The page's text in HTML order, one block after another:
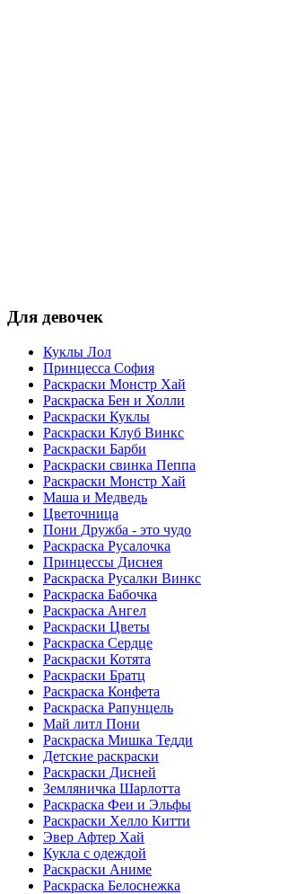
Для девочек
Куклы Лол
Принцесса София
Раскраски Монстр Хай
Раскраска Бен и Холли
Раскраски Куклы
Раскраски Клуб Винкс
Раскраски Барби
Раскраски свинка Пеппа
Раскраски Монстр Хай
Маша и Медведь
Цветочница
Пони Дружба - это чудо
Раскраска Русалочка
Принцессы Диснея
Раскраска Русалки Винкс
Раскраска Бабочка
Раскраска Ангел
Раскраски Цветы
Раскраска Сердце
Раскраски Котята
Раскраски Братц
Раскраска Конфета
Раскраска Рапунцель
Май литл Пони
Раскраска Мишка Тедди
Детские раскраски
Раскраски Дисней
Земляничка Шарлотта
Раскраска Феи и Эльфы
Раскраски Хелло Китти
Эвер Афтер Хай
Кукла с одеждой
Раскраски Аниме
Раскраска Белоснежка